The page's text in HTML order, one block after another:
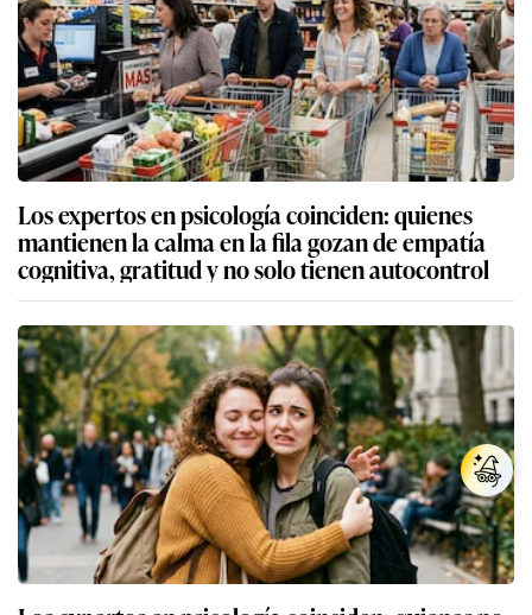
Los expertos en psicología coinciden: quienes
mantienen la calma en la fila gozan de empatía
cognitiva, gratitud y no solo tienen autocontrol